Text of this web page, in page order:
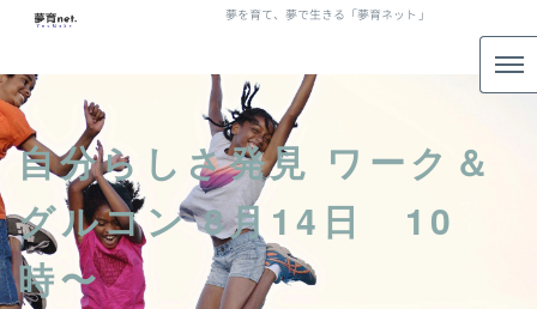
夢を育て、夢で生きる「夢育ネット」
自分らしさ発見 ワーク＆
グルコン 8月14日 10
時〜